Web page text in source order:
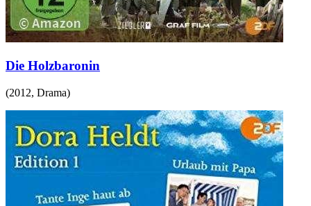
Die Holzbaronin
(2012, Drama)